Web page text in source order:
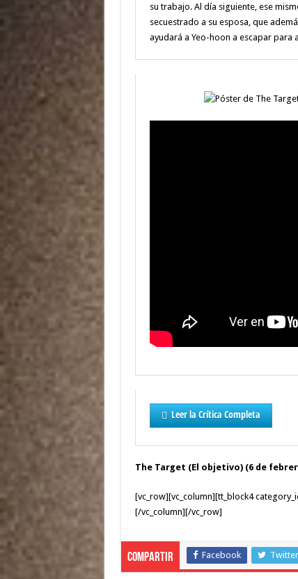
su trabajo. Al día siguiente, ese
secuestrado a su esposa, que
ayudará a Yeo-hoon a escapar para
Leer la Crítica Completa
The Target (El objetivo) (6 de
[vc_row][vc_column][tt_block4
[/vc_column][/vc_row]
Compartir Facebook Twitter